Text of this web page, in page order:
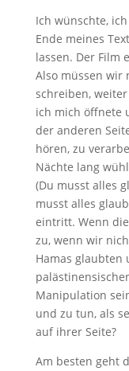
Ich wünschte,
Ende meines
lassen. Der Film
Also müssen wir
schreiben,
ich mich öffnete
der anderen
hören, zu
Nächte lang
(Du musst alles
musst alles
eintritt. Wenn
zu, wenn wir
Hamas glaubten
Manipulation
und zu tun, als
auf ihrer Seite?
Am besten geht